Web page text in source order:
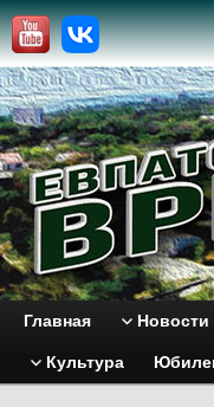
Главная Новости
Культура